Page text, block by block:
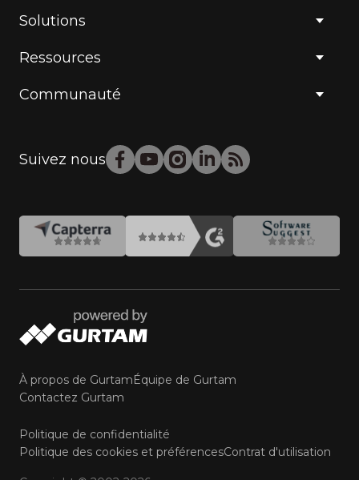
Solutions
Ressources
Communauté
Suivez nous
À propos de GurtamÉquipe de Gurtam
Contactez Gurtam
Politique de confidentialité
Politique des cookies et préférencesContrat d'utilisation